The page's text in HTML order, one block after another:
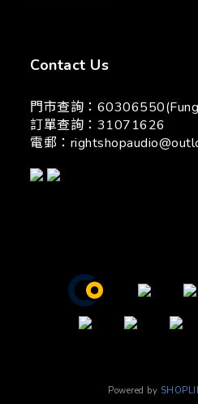
Contact Us
門市查詢：
訂單查詢：31071626
電郵：
Powered by